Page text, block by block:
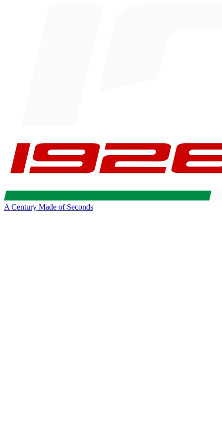
A Century Made of Seconds